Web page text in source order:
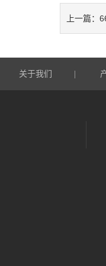
上一篇：
关于我们 |